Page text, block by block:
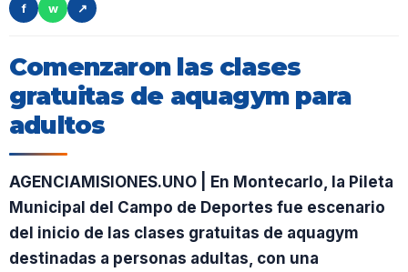
f
w ↗
Comenzaron las clases
gratuitas de aquagym para
adultos
AGENCIAMISIONES.UNO | En Montecarlo, la Pileta
Municipal del Campo de Deportes fue escenario
del inicio de las clases gratuitas de aquagym
destinadas a personas adultas, con una